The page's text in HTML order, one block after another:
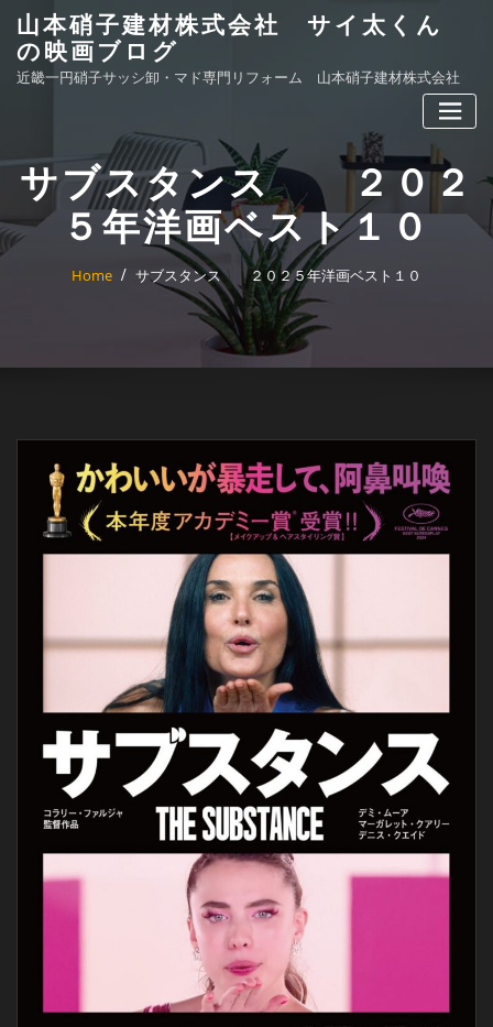
content
山本硝子建材株式会社 サイ太くん
の映画ブログ
近畿一円硝子サッシ卸・マド専門リフォーム 山本硝子建材株式会社
サブスタンス ２０２
５年洋画ベスト１０
Home サブスタンス ２０２５年洋画ベスト１０